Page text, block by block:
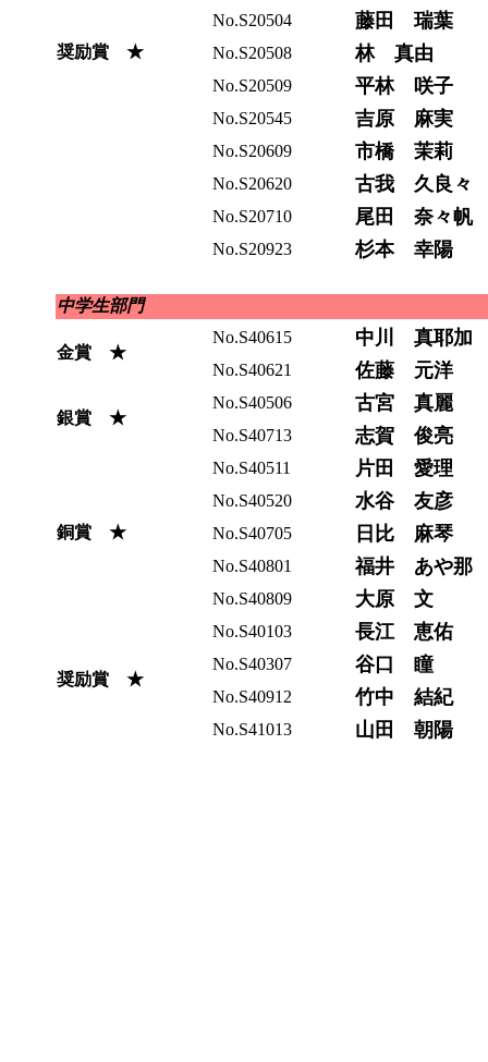
奨励賞 ★
No.S20504 藤田 瑞葉
No.S20508 林 真由
No.S20509 平林 咲子
No.S20545 吉原 麻実
No.S20609 市橋 茉莉
No.S20620 古我 久良々
No.S20710 尾田 奈々帆
No.S20923 杉本 幸陽
中学生部門
金賞 ★
No.S40615 中川 真耶加
No.S40621 佐藤 元洋
銀賞 ★
No.S40506 古宮 真麗
No.S40713 志賀 俊亮
銅賞 ★
No.S40511 片田 愛理
No.S40520 水谷 友彦
No.S40705 日比 麻琴
No.S40801 福井 あや那
No.S40809 大原 文
奨励賞 ★
No.S40103 長江 恵佑
No.S40307 谷口 瞳
No.S40912 竹中 結紀
No.S41013 山田 朝陽